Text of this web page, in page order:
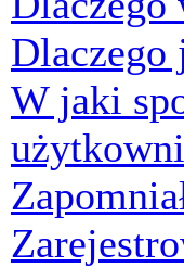
Dlaczego
W jaki